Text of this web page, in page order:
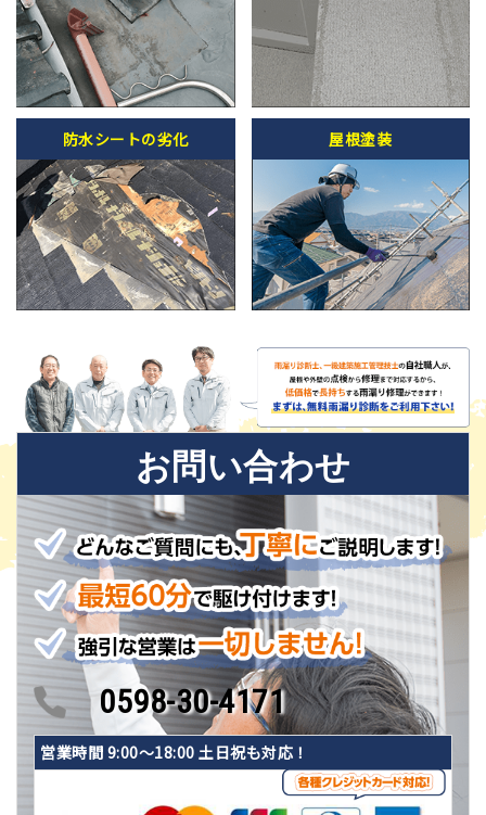
防水シートの劣化 屋根塗装
お問い合わせ
0598-30-4171
営業時間 9:00〜18:00 土日祝も対応！